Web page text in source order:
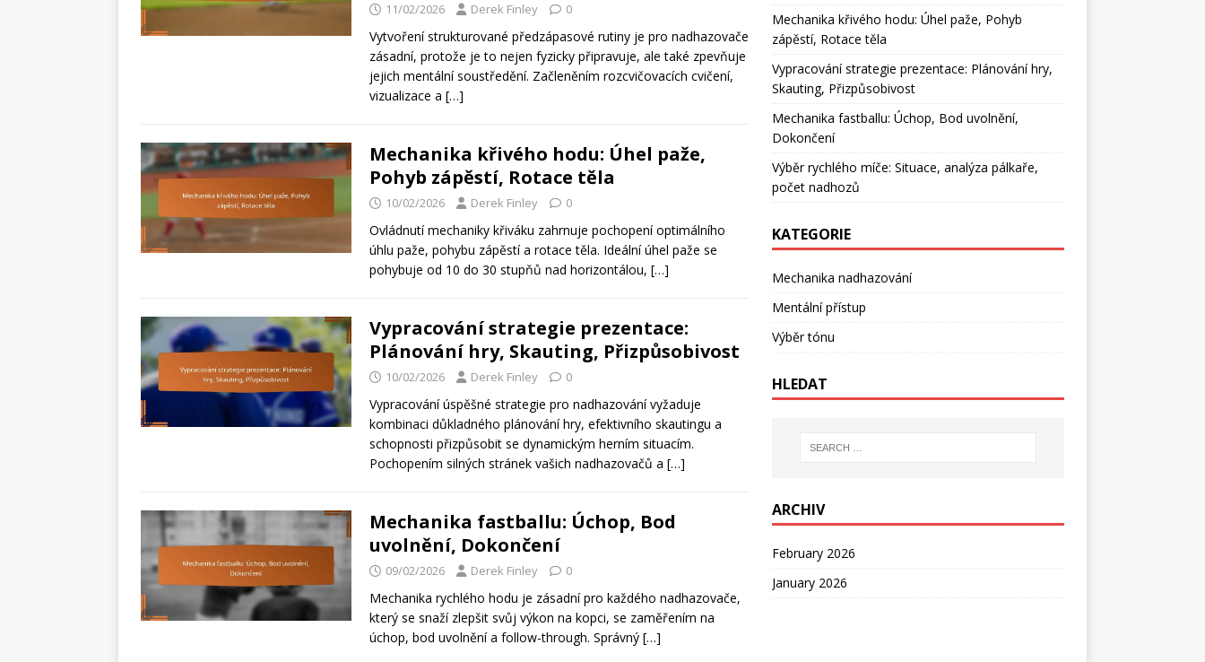
11/02/2026 Derek Finley 0
Vytvoření strukturované předzápasové rutiny je pro nadhazovače
zásadní, protože je to nejen fyzicky připravuje, ale také zpevňuje
jejich mentální soustředění. Začleněním rozcvičovacích cvičení,
vizualizace a […]
Mechanika křivého hodu: Úhel paže,
Pohyb zápěstí, Rotace těla
10/02/2026 Derek Finley 0
Ovládnutí mechaniky křiváku zahrnuje pochopení optimálního
úhlu paže, pohybu zápěstí a rotace těla. Ideální úhel paže se
pohybuje od 10 do 30 stupňů nad horizontálou, […]
Vypracování strategie prezentace:
Plánování hry, Skauting, Přizpůsobivost
10/02/2026 Derek Finley 0
Vypracování úspěšné strategie pro nadhazování vyžaduje
kombinaci důkladného plánování hry, efektivního skautingu a
schopnosti přizpůsobit se dynamickým herním situacím.
Pochopením silných stránek vašich nadhazovačů a […]
Mechanika fastballu: Úchop, Bod
uvolnění, Dokončení
09/02/2026 Derek Finley 0
Mechanika rychlého hodu je zásadní pro každého nadhazovače,
který se snaží zlepšit svůj výkon na kopci, se zaměřením na
úchop, bod uvolnění a follow-through. Správný […]
Mechanika křivého hodu: Úhel paže, Pohyb
zápěstí, Rotace těla
Vypracování strategie prezentace: Plánování hry,
Skauting, Přizpůsobivost
Mechanika fastballu: Úchop, Bod uvolnění,
Dokončení
Výběr rychlého míče: Situace, analýza pálkaře,
počet nadhozů
KATEGORIE
Mechanika nadhazování
Mentální přístup
Výběr tónu
HLEDAT
ARCHIV
February 2026
January 2026